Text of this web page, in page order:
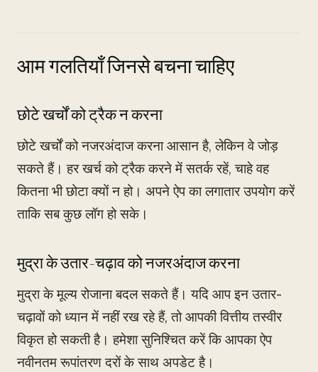
आम गलतियाँ जिनसे बचना चाहिए
छोटे खर्चों को ट्रैक न करना
छोटे खर्चों को नजरअंदाज करना आसान है, लेकिन वे जोड़
सकते हैं। हर खर्च को ट्रैक करने में सतर्क रहें, चाहे वह
कितना भी छोटा क्यों न हो। अपने ऐप का लगातार उपयोग करें
ताकि सब कुछ लॉग हो सके।
मुद्रा के उतार-चढ़ाव को नजरअंदाज करना
मुद्रा के मूल्य रोजाना बदल सकते हैं। यदि आप इन उतार-
चढ़ावों को ध्यान में नहीं रख रहे हैं, तो आपकी वित्तीय तस्वीर
विकृत हो सकती है। हमेशा सुनिश्चित करें कि आपका ऐप
नवीनतम रूपांतरण दरों के साथ अपडेट है।